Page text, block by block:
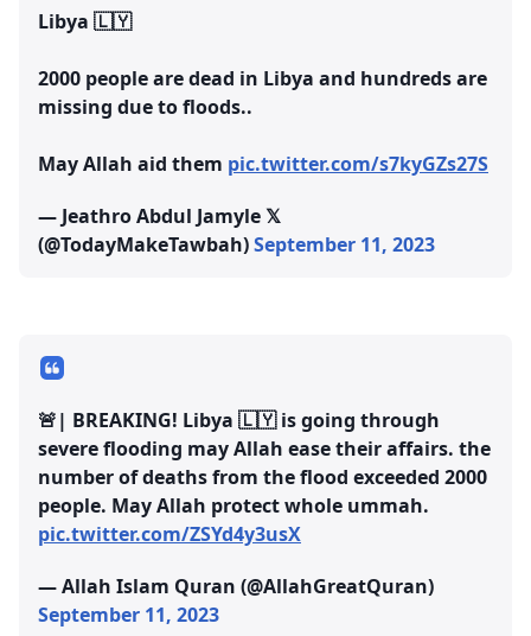
Libya 🇱🇾
2000 people are dead in Libya and hundreds are
missing due to floods..
May Allah aid them pic.twitter.com/s7kyGZs27S
— Jeathro Abdul Jamyle 𝕏
(@TodayMakeTawbah)September 11, 2023
🚨| BREAKING! Libya 🇱🇾 is going through
severe flooding may Allah ease their affairs. the
number of deaths from the flood exceeded 2000
people. May Allah protect whole ummah.
pic.twitter.com/ZSYd4y3usX
— Allah Islam Quran (@AllahGreatQuran)
September 11, 2023